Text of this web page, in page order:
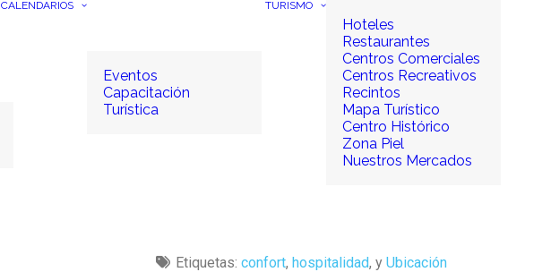
CALENDARIOS
Eventos
Capacitación
Turística
TURISMO
Hoteles
Restaurantes
Centros Comerciales
Centros Recreativos
Recintos
Mapa Turístico
Centro Histórico
Zona Piel
Nuestros Mercados
Etiquetas: confort, hospitalidad, y Ubicación